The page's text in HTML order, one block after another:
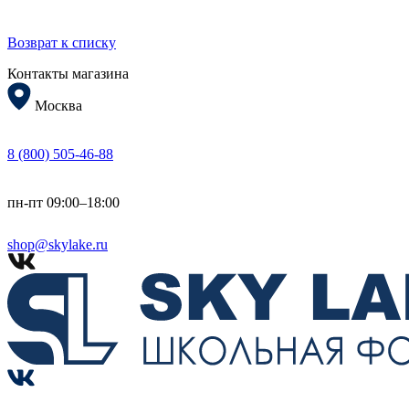
Возврат к списку
Контакты магазина
Москва
8 (800) 505-46-88
пн-пт 09:00–18:00
shop@skylake.ru